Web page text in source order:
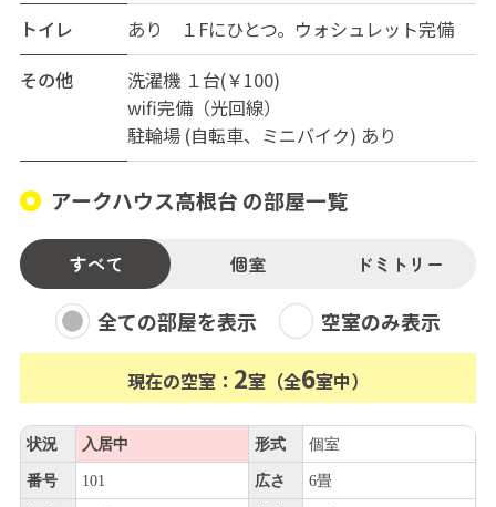
トイレ
あり １Fにひとつ。ウォシュレット完備
その他
洗濯機 １台(￥100)
wifi完備（光回線）
駐輪場 (自転車、ミニバイク) あり
アークハウス高根台 の部屋一覧
すべて 個室 ドミトリー
全ての部屋を表示 空室のみ表示
現在の空室： 2室（全6室中）
状況 入居中 形式 個室
番号 101 広さ 6畳